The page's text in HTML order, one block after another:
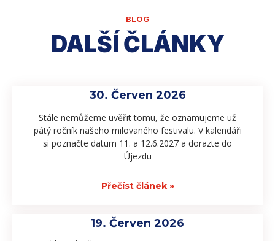
BLOG
DALŠÍ ČLÁNKY
30. Červen 2026
Stále nemůžeme uvěřit tomu, že oznamujeme už
pátý ročník našeho milovaného festivalu. V kalendáři
si poznačte datum 11. a 12.6.2027 a dorazte do
Újezdu
Přečíst článek »
19. Červen 2026